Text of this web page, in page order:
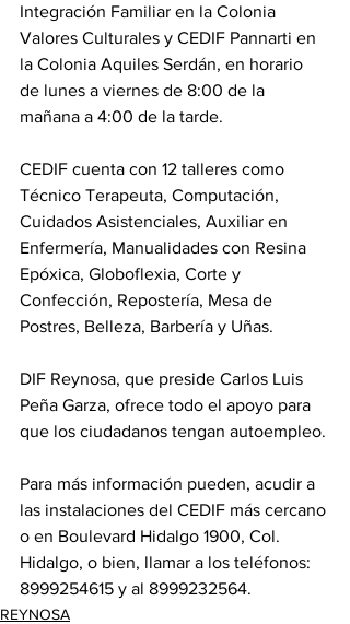
Integración Familiar en la Colonia
Valores Culturales y CEDIF Pannarti en
la Colonia Aquiles Serdán, en horario
de lunes a viernes de 8:00 de la
mañana a 4:00 de la tarde.
CEDIF cuenta con 12 talleres como
Técnico Terapeuta, Computación,
Cuidados Asistenciales, Auxiliar en
Enfermería, Manualidades con Resina
Epóxica, Globoflexia, Corte y
Confección, Repostería, Mesa de
Postres, Belleza, Barbería y Uñas.
DIF Reynosa, que preside Carlos Luis
Peña Garza, ofrece todo el apoyo para
que los ciudadanos tengan autoempleo.
Para más información pueden, acudir a
las instalaciones del CEDIF más cercano
o en Boulevard Hidalgo 1900, Col.
Hidalgo, o bien, llamar a los teléfonos:
8999254615 y al 8999232564.
REYNOSA